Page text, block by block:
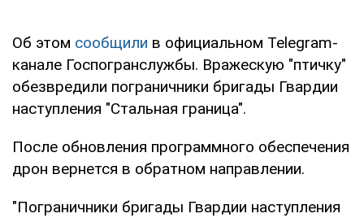
Об этом сообщили в официальном Telegram-
канале Госпогранслужбы. Вражескую "птичку"
обезвредили пограничники бригады Гвардии
наступления "Стальная граница".
После обновления программного обеспечения
дрон вернется в обратном направлении.
"Пограничники бригады Гвардии наступления